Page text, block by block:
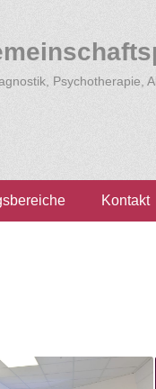
Psychotherapie,
Kontakt